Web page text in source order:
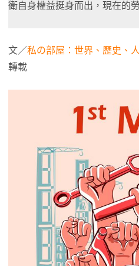
衛自身權益挺身而出，現在的
文／私の部屋：世界、歷史、
轉載